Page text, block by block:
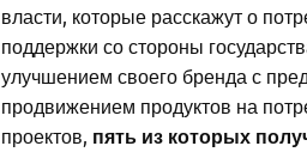
власти, которые расскажут о
поддержки со стороны
улучшением своего бренда с
продвижением продуктов на
проектов, пять из которых